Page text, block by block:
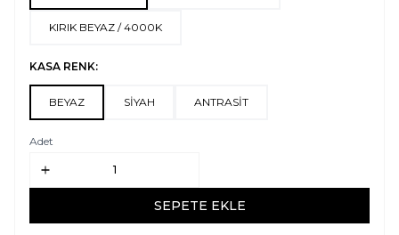
KIRIK BEYAZ / 4000K
KASA RENK:
BEYAZ SİYAH ANTRASİT
Adet
SEPETE EKLE